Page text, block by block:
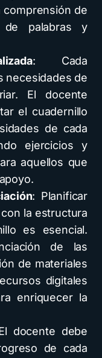
comprensión de
palabras y
: Cada
necesidades de
El docente
el cuadernillo
de cada
ejercicios y
aquellos que
: Planificar
la estructura
es esencial.
de las
de materiales
digitales
enriquecer la
docente debe
de cada